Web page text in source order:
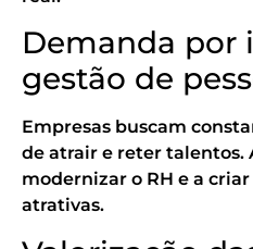
Demanda por
gestão de
Empresas buscam
de atrair e reter talentos.
modernizar o RH e a
atrativas.